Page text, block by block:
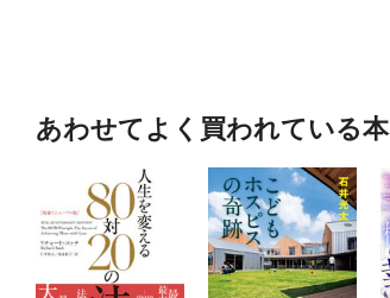
あわせてよく買われている本